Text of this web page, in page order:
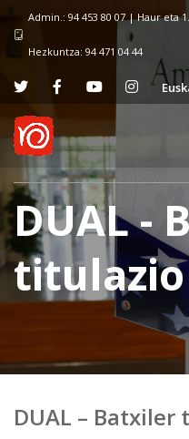
Admin.: 94 453 80 07 | Haur eta
Hezkuntza: 94 471 04 44
DUAL -
DUAL –